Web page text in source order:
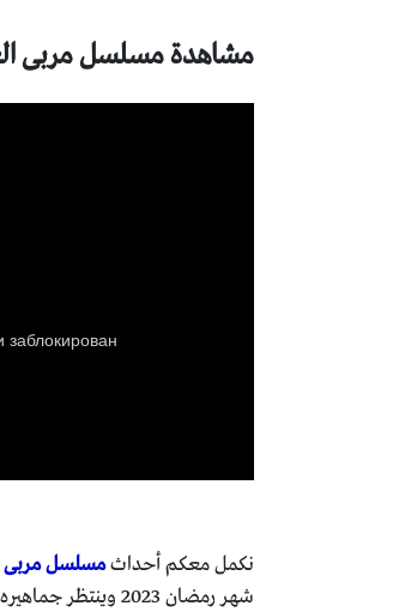
مشاهدة مسلسل مربى
نكمل معكم أحداثمسلسل مربى
شهر رمضان 2023